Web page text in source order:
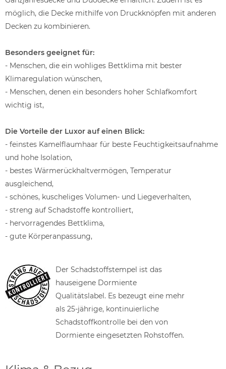
möglich, die Decke mithilfe von Druckknöpfen mit anderen
Decken zu kombinieren.
Besonders geeignet für:
- Menschen, die ein wohliges Bettklima mit bester
Klimaregulation wünschen,
- Menschen, denen ein besonders hoher Schlafkomfort
wichtig ist,
Die Vorteile der Luxor auf einen Blick:
- feinstes Kamelflaumhaar für beste Feuchtigkeitsaufnahme
und hohe Isolation,
- bestes Wärmerückhaltvermögen, Temperatur
ausgleichend,
- schönes, kuscheliges Volumen- und Liegeverhalten,
- streng auf Schadstoffe kontrolliert,
- hervorragendes Bettklima,
- gute Körperanpassung,
Der Schadstoffstempel ist das
hauseigene Dormiente
Qualitätslabel. Es bezeugt eine mehr
als 25-jährige, kontinuierliche
Schadstoffkontrolle bei den von
Dormiente eingesetzten Rohstoffen.